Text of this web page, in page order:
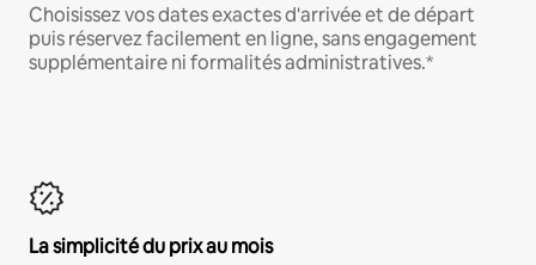
Choisissez vos dates exactes d'arrivée et de départ
puis réservez facilement en ligne, sans engagement
supplémentaire ni formalités administratives.*
La simplicité du prix au mois